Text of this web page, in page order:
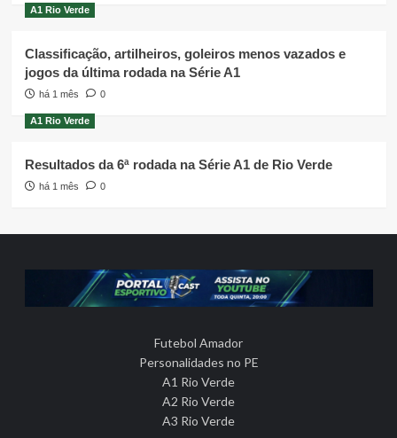
A1 Rio Verde
Classificação, artilheiros, goleiros menos vazados e
jogos da última rodada na Série A1
há 1 mês 0
A1 Rio Verde
Resultados da 6ª rodada na Série A1 de Rio Verde
há 1 mês 0
Futebol Amador
Personalidades no PE
A1 Rio Verde
A2 Rio Verde
A3 Rio Verde